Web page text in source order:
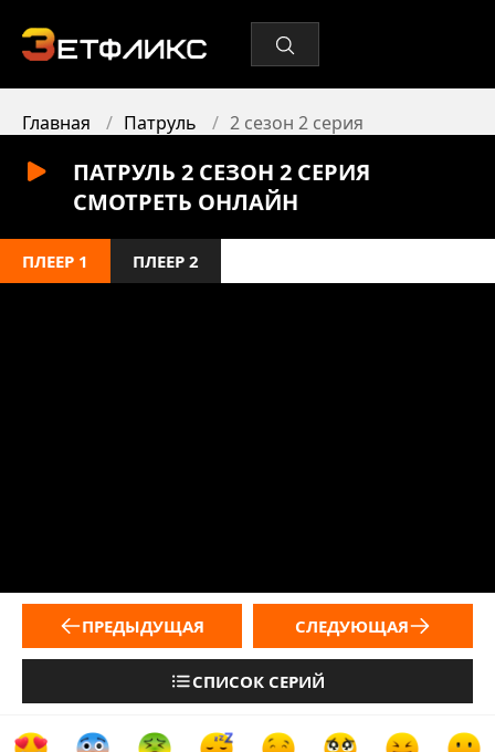
Главная Патруль 2 сезон 2 серия
ПАТРУЛЬ 2 СЕЗОН 2 СЕРИЯ
СМОТРЕТЬ ОНЛАЙН
ПЛЕЕР 1 ПЛЕЕР 2
ПРЕДЫДУЩАЯ
СПИСОК СЕРИЙ
СЛЕДУЮЩАЯ